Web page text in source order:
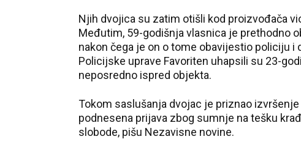
Njih dvojica su zatim otišli kod proizvođača
Međutim, 59-godišnja vlasnica je prethodno
nakon čega je on o tome obavijestio policiju i
Policijske uprave Favoriten uhapsili su 23-
neposredno ispred objekta.
Tokom saslušanja dvojac je priznao
podnesena prijava zbog sumnje na tešku
slobode, pišu Nezavisne novine.